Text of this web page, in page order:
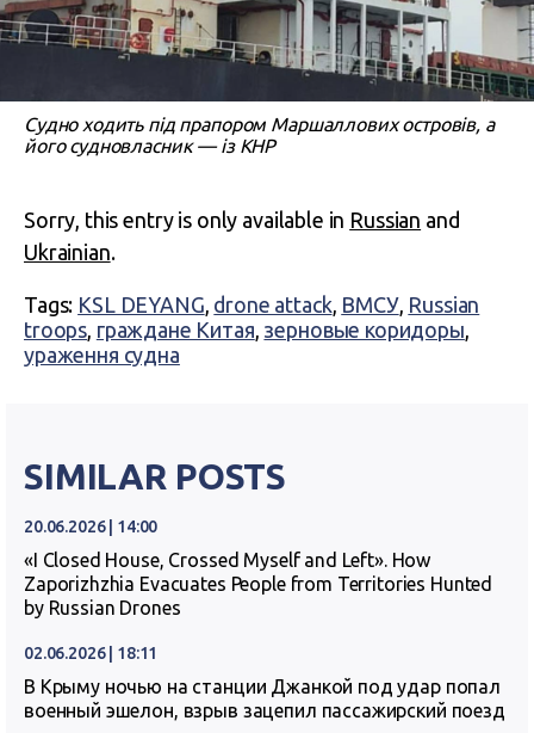
Судно ходить під прапором Маршаллових островів, а
його судновласник — із КНР
Sorry, this entry is only available in Russian and
Ukrainian.
Tags: KSL DEYANG, drone attack, ВМСУ, Russian
troops, граждане Китая, зерновые коридоры,
ураження судна
SIMILAR POSTS
20.06.2026 | 14:00
«I Closed House, Crossed Myself and Left». How
Zaporizhzhia Evacuates People from Territories Hunted
by Russian Drones
02.06.2026 | 18:11
В Крыму ночью на станции Джанкой под удар попал
военный эшелон, взрыв зацепил пассажирский поезд